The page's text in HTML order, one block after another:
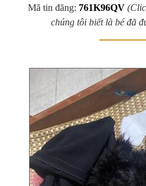
Mã tin đăng: 761K96QV
chúng tôi biết là bé đã